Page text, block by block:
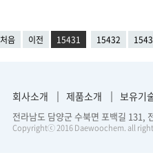
처음 이전 15431 15432
회사소개 제품소개 보유기
전라남도 담양군 수북면 포백길
Copyrightⓒ 2016 Daewoochem. all